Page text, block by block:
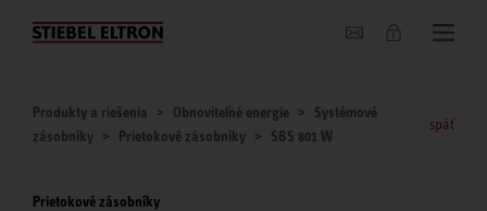
O nás
Produkty a riešenia Obnoviteľné energie
Systémové
zásobníky
Prietokové zásobníky SBS 801 W
späť
Prietokové zásobníky